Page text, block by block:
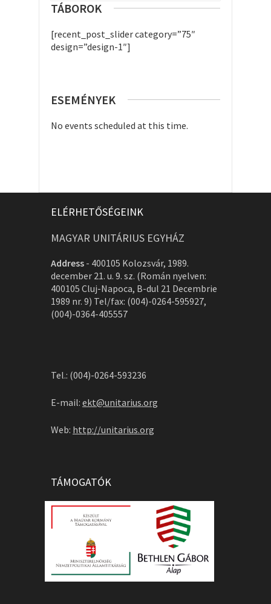
TÁBOROK
[recent_post_slider category=”75″
design=”design-1″]
ESEMÉNYEK
No events scheduled at this time.
ELÉRHETŐSÉGEINK
MAGYAR UNITÁRIUS EGYHÁZ
Address - 400105 Kolozsvár, 1989.
december 21. u. 9. sz. (Román nyelven:
400105 Cluj-Napoca, B-dul 21 Decembrie
1989 nr. 9) Tel/fax: (004)-0264-595927,
(004)-0364-405557
Tel.: (004)-0264-593236
E-mail: ekt@unitarius.org
Web: http://unitarius.org
TÁMOGATÓK